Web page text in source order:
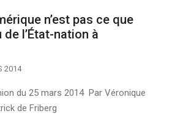
n’est pas ce que
l’État-nation à
2014
du 25 mars 2014 Par Véronique
de Friberg